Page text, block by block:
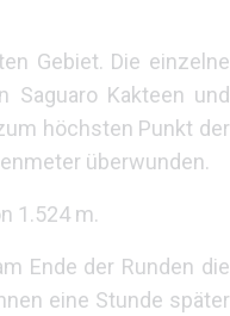
Gebiet. Die einzelne
Kakteen und
höchsten Punkt der
überwunden.
1.524 m.
Ende der Runden die
eine Stunde später